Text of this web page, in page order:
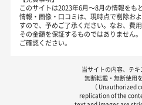
このサイトは2023年6月～8月の情報をも
情報・画像・口コミは、現時点で削除お
すので、予めご了承ください。なお、費
その金額を保証するものではありません
ご確認ください。
当サイトの内容、テ
無断転載・無断使用
（ Unauthorized
replication of the